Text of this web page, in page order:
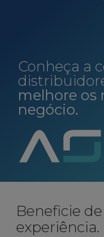
Conheça a
melhore os
negócio.
Beneficie
experiência.